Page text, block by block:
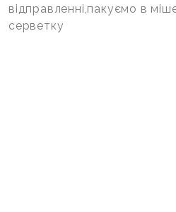
відправленні,пакуємо в
серветку